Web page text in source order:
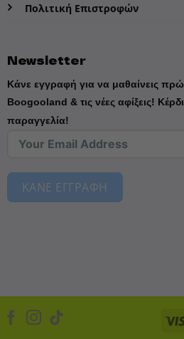
Πολιτική Επιστροφών
Newsletter
Κάνε εγγραφή για να μαθαίνεις
Boogooland & τις νέες αφίξεις!
παραγγελία!
ΚΑΝΕ ΕΓΓΡΑΦΗ